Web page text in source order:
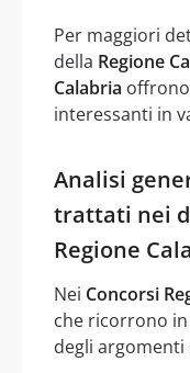
Per maggiori
della Regione
Calabria
interessanti in
Analisi
trattati nei
Regione
Nei Concorsi
che ricorrono in
degli argomenti